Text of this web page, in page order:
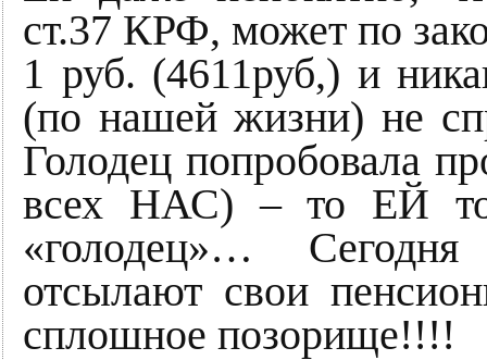
ст.37 КРФ, может по
1 руб. (4611руб,) и
(по нашей жизни) не
Голодец попробовала
всех НАС) – то ЕЙ
«голодец»… Сегодня
отсылают свои
сплошное позорище!!!!